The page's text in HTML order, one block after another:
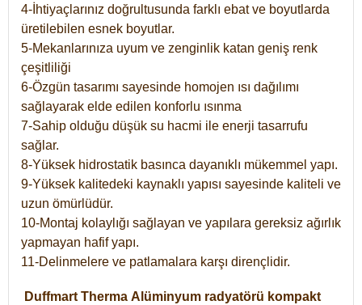
4-İhtiyaçlarınız doğrultusunda farklı ebat ve boyutlarda
üretilebilen esnek boyutlar.
5-Mekanlarınıza uyum ve zenginlik katan geniş renk
çeşitliliği
6-Özgün tasarımı sayesinde homojen ısı dağılımı
sağlayarak elde edilen konforlu ısınma
7-Sahip olduğu düşük su hacmi ile enerji tasarrufu
sağlar.
8-Yüksek hidrostatik basınca dayanıklı mükemmel yapı.
9-Yüksek kalitedeki kaynaklı yapısı sayesinde kaliteli ve
uzun ömürlüdür.
10-Montaj kolaylığı sağlayan ve yapılara gereksiz ağırlık
yapmayan hafif yapı.
11-Delinmelere ve patlamalara karşı dirençlidir.
Duffmart Therma Alüminyum radyatörü kompakt